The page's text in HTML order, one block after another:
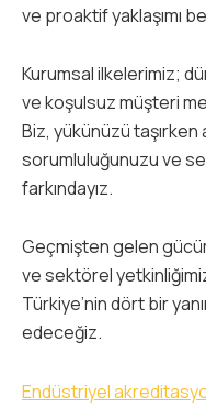
ve proaktif yaklaşımı
Kurumsal ilkelerimiz;
ve koşulsuz müşteri
Biz, yükünüzü taşırken
sorumluluğunuzu ve
farkındayız.
Geçmişten gelen
ve sektörel
Türkiye’nin dört bir
edeceğiz.
Endüstriyel